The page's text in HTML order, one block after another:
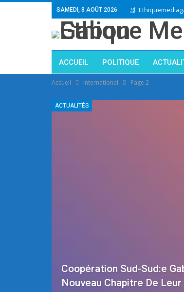
SAMEDI, 8 AOÛT 2026
ACCUEIL POLITIQUE
Accueil International Page 2
ACTUALITÉS
Coopération Sud-Sud:e
Nouveau Chapitre De